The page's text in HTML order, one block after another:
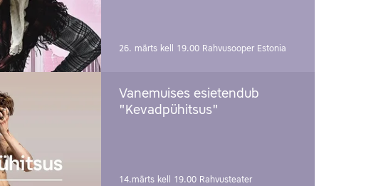
26. märts kell 19.00 Rahvusooper Estonia
Vanemuises esietendub
"Kevadpühitsus"
14.märts kell 19.00 Rahvusteater